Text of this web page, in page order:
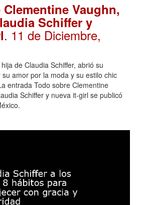
Vaughn,
Schiffer y
. 11 de Diciembre,
de Claudia Schiffer, abrió su
amor por la moda y su estilo chic
entrada Todo sobre Clementine
Schiffer y nueva it-girl se publicó